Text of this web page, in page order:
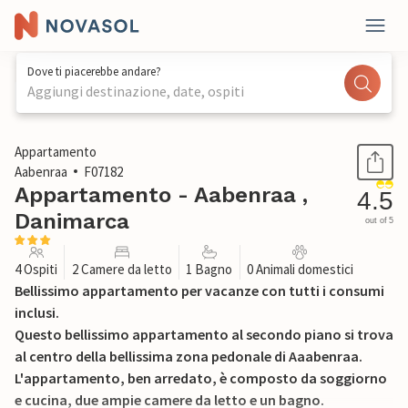
Dove ti piacerebbe andare?
Aggiungi destinazione, date, ospiti
1 / 28
Appartamento
Aabenraa
F07182
Appartamento - Aabenraa ,
Danimarca
4.5
out of 5
4 Ospiti 2 Camere da letto 1 Bagno 0 Animali domestici
Bellissimo appartamento per vacanze con tutti i consumi
inclusi.
Questo bellissimo appartamento al secondo piano si trova
al centro della bellissima zona pedonale di Aaabenraa.
L'appartamento, ben arredato, è composto da soggiorno
e cucina, due ampie camere da letto e un bagno.